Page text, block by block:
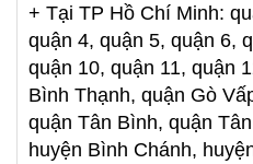
+ Tại TP Hồ Chí Minh:
quận 4, quận 5, quận 6,
quận 10, quận 11, quận
Bình Thạnh, quận Gò
quận Tân Bình, quận
huyện Bình Chánh,